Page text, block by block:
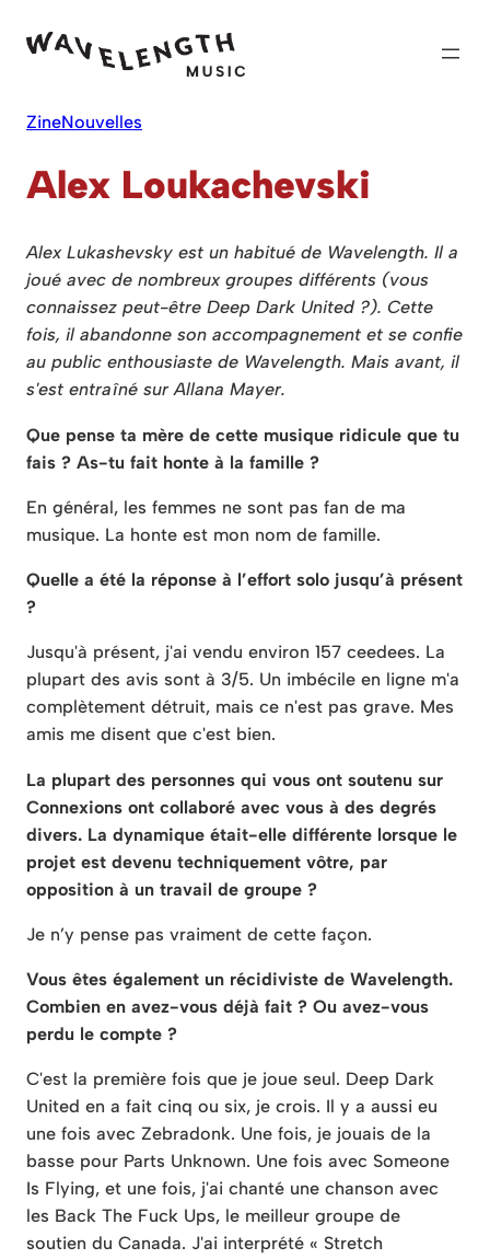
ZineNouvelles
Alex Loukachevski
Alex Lukashevsky est un habitué de Wavelength. Il a
joué avec de nombreux groupes différents (vous
connaissez peut-être Deep Dark United ?). Cette
fois, il abandonne son accompagnement et se confie
au public enthousiaste de Wavelength. Mais avant, il
s'est entraîné sur Allana Mayer.
Que pense ta mère de cette musique ridicule que tu
fais ? As-tu fait honte à la famille ?
En général, les femmes ne sont pas fan de ma
musique. La honte est mon nom de famille.
Quelle a été la réponse à l’effort solo jusqu’à présent
?
Jusqu'à présent, j'ai vendu environ 157 ceedees. La
plupart des avis sont à 3/5. Un imbécile en ligne m'a
complètement détruit, mais ce n'est pas grave. Mes
amis me disent que c'est bien.
La plupart des personnes qui vous ont soutenu sur
Connexions ont collaboré avec vous à des degrés
divers. La dynamique était-elle différente lorsque le
projet est devenu techniquement vôtre, par
opposition à un travail de groupe ?
Je n’y pense pas vraiment de cette façon.
Vous êtes également un récidiviste de Wavelength.
Combien en avez-vous déjà fait ? Ou avez-vous
perdu le compte ?
C'est la première fois que je joue seul. Deep Dark
United en a fait cinq ou six, je crois. Il y a aussi eu
une fois avec Zebradonk. Une fois, je jouais de la
basse pour Parts Unknown. Une fois avec Someone
Is Flying, et une fois, j'ai chanté une chanson avec
les Back The Fuck Ups, le meilleur groupe de
soutien du Canada. J'ai interprété « Stretch